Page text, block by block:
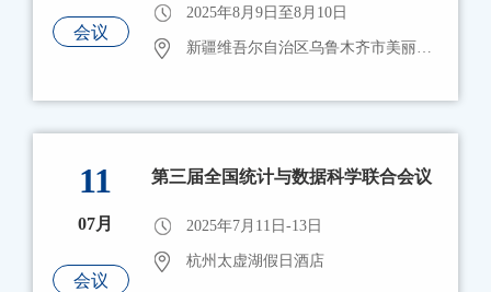
会议
2025年8月9日至8月10日
新疆维吾尔自治区乌鲁木齐市美丽华大酒店
11
07月
会议
第三届全国统计与数据科学联合会议
2025年7月11日-13日
杭州太虚湖假日酒店